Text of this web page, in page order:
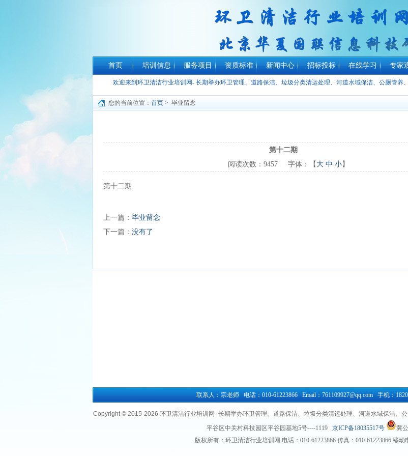
首页 培训信息 服务项目 资质标准 新闻中心 招标投标 在线学习 专家
欢迎来到环卫清洁行业培训网- 长期举办环卫管理、道路保洁、垃圾分类清运处理、河道水域保洁、公厕管养
您的当前位置： 首页 > 毕业留念
第十二期
阅读次数： 9457 字体：【 大 中 小】
第十二期
上一篇： 毕业留念
下一篇： 没有了
联系人：宗老师 电话：010-61223866 Email：761109927@qq.com 手机：
Copyright © 2015-2026 环卫清洁行业培训网- 长期举办环卫管理、道路保洁、垃圾分类清运处理、河道水域保洁、
平谷区中关村科技园区平谷园基地5号----1119 京ICP备18035517号
冀
版权所有：环卫清洁行业培训网 电话：010-61223866 传真：010-61223866 移动